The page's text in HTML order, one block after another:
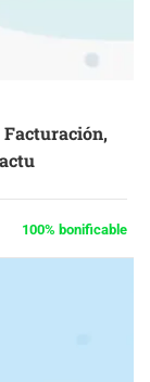
100% bonificable